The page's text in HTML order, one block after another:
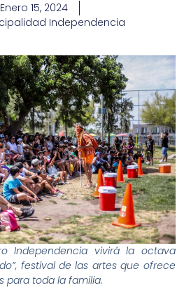
Enero 15, 2024
Independencia
Independencia vivirá la octava
festival de las artes que ofrece
para toda la familia.